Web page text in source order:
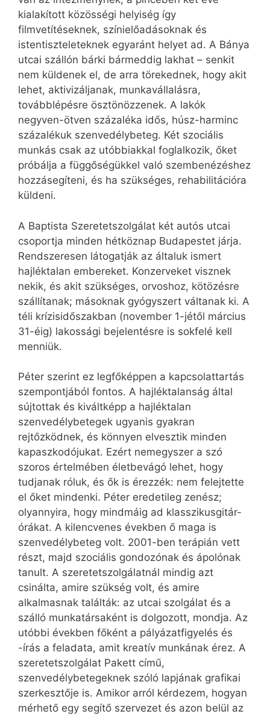
kialakított közösségi helyiség így
filmvetítéseknek, színielőadásoknak és
istentiszteleteknek egyaránt helyet ad. A Bánya
utcai szállón bárki bármeddig lakhat – senkit
nem küldenek el, de arra törekednek, hogy akit
lehet, aktivizáljanak, munkavállalásra,
továbblépésre ösztönözzenek. A lakók
negyven-ötven százaléka idős, húsz-harminc
százalékuk szenvedélybeteg. Két szociális
munkás csak az utóbbiakkal foglalkozik, őket
próbálja a függőségükkel való szembenézéshez
hozzásegíteni, és ha szükséges, rehabilitációra
küldeni.
A Baptista Szeretetszolgálat két autós utcai
csoportja minden hétköznap Budapestet járja.
Rendszeresen látogatják az általuk ismert
hajléktalan embereket. Konzerveket visznek
nekik, és akit szükséges, orvoshoz, kötözésre
szállítanak; másoknak gyógyszert váltanak ki. A
téli krízisidőszakban (november 1-jétől március
31-éig) lakossági bejelentésre is sokfelé kell
menniük.
Péter szerint ez legfőképpen a kapcsolattartás
szempontjából fontos. A hajléktalanság által
sújtottak és kiváltképp a hajléktalan
szenvedélybetegek ugyanis gyakran
rejtőzködnek, és könnyen elvesztik minden
kapaszkodójukat. Ezért nemegyszer a szó
szoros értelmében életbevágó lehet, hogy
tudjanak róluk, és ők is érezzék: nem felejtette
el őket mindenki. Péter eredetileg zenész;
olyannyira, hogy mindmáig ad klasszikusgitár-
órákat. A kilencvenes években ő maga is
szenvedélybeteg volt. 2001-ben terápián vett
részt, majd szociális gondozónak és ápolónak
tanult. A szeretetszolgálatnál mindig azt
csinálta, amire szükség volt, és amire
alkalmasnak találták: az utcai szolgálat és a
szálló munkatársaként is dolgozott, mondja. Az
utóbbi években főként a pályázatfigyelés és
-írás a feladata, amit kreatív munkának érez. A
szeretetszolgálat Pakett című,
szenvedélybetegeknek szóló lapjának grafikai
szerkesztője is. Amikor arról kérdezem, hogyan
mérhető egy segítő szervezet és azon belül az